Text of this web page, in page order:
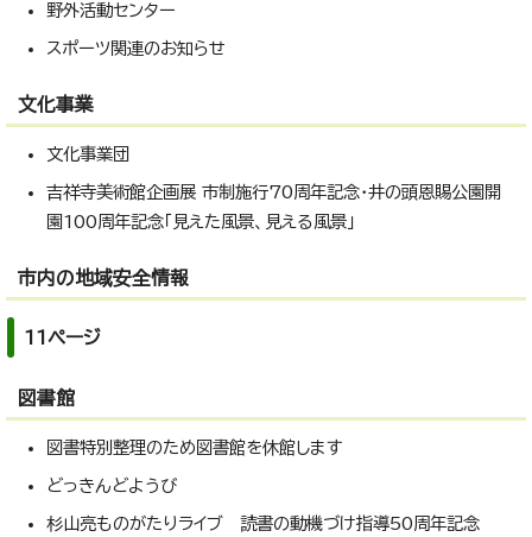
野外活動センター
スポーツ関連のお知らせ
文化事業
文化事業団
吉祥寺美術館企画展 市制施行70周年記念・井の頭恩賜公園開
園100周年記念「見えた風景、見える風景」
市内の地域安全情報
11ページ
図書館
図書特別整理のため図書館を休館します
どっきんどようび
杉山亮ものがたりライブ 読書の動機づけ指導50周年記念